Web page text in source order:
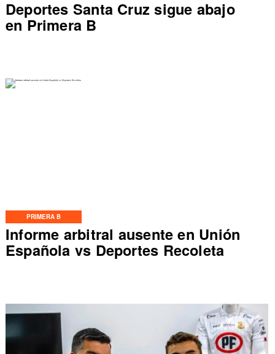
Deportes Santa Cruz sigue abajo
en Primera B
PRIMERA B
Informe arbitral ausente en Unión
Española vs Deportes Recoleta